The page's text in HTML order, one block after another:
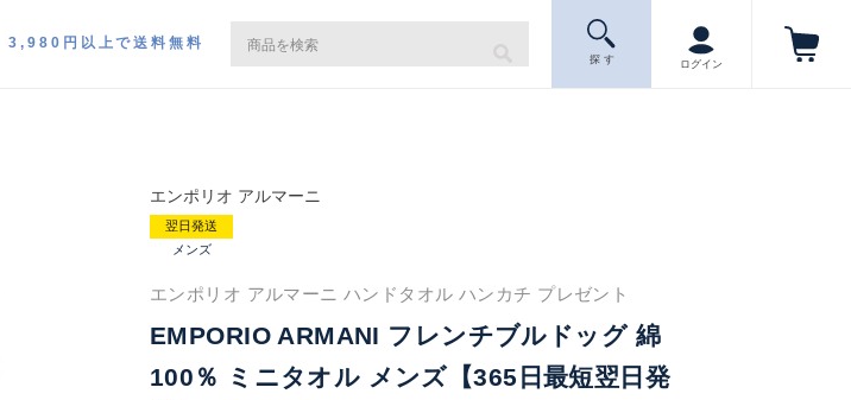
3,980円以上で送料無料
探 す ログイン
エンポリオ アルマーニ
翌日発送
メンズ
エンポリオ アルマーニ ハンドタオル ハンカチ プレゼント
EMPORIO ARMANI フレンチブルドッグ 綿
100％ ミニタオル メンズ【365日最短翌日発